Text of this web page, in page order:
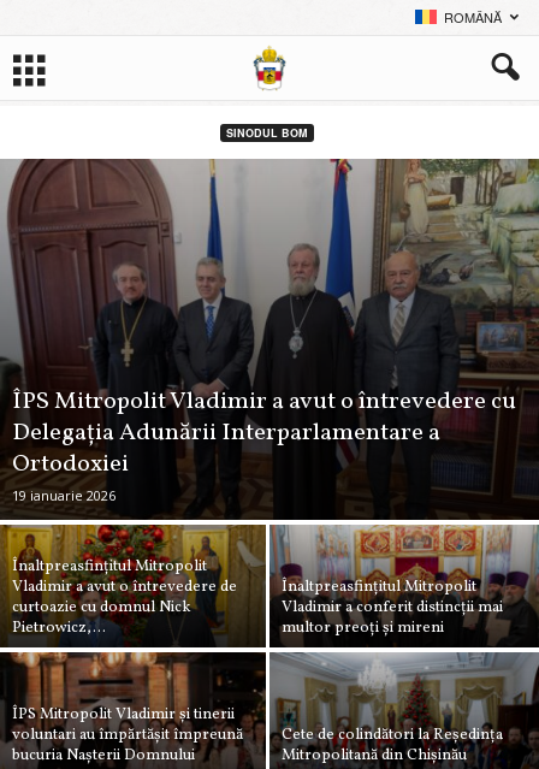
ROMÂNĂ
SINODUL BOM
ÎPS Mitropolit Vladimir a avut o întrevedere cu
Delegația Adunării Interparlamentare a
Ortodoxiei
19 ianuarie 2026
Înaltpreasfințitul Mitropolit
Vladimir a avut o întrevedere de
curtoazie cu domnul Nick
Pietrowicz,...
Înaltpreasfințitul Mitropolit
Vladimir a conferit distincții mai
multor preoți și mireni
ÎPS Mitropolit Vladimir și tinerii
voluntari au împărtășit împreună
bucuria Nașterii Domnului
Cete de colindători la Reşedinţa
Mitropolitană din Chișinău